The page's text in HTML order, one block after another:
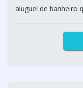
aluguel de banheiro